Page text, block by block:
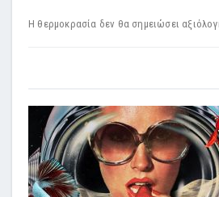
H θερμοκρασία δεν θα σημειώσει